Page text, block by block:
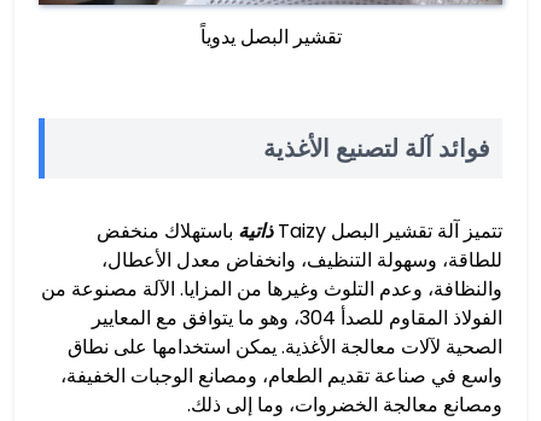
تقشير البصل يدوياً
فوائد آلة لتصنيع الأغذية
تتميز آلة تقشير البصل Taizy ذاتية باستهلاك منخفض
للطاقة، وسهولة التنظيف، وانخفاض معدل الأعطال،
والنظافة، وعدم التلوث وغيرها من المزايا. الآلة مصنوعة من
الفولاذ المقاوم للصدأ 304، وهو ما يتوافق مع المعايير
الصحية لآلات معالجة الأغذية. يمكن استخدامها على نطاق
واسع في صناعة تقديم الطعام، ومصانع الوجبات الخفيفة،
ومصانع معالجة الخضروات، وما إلى ذلك.